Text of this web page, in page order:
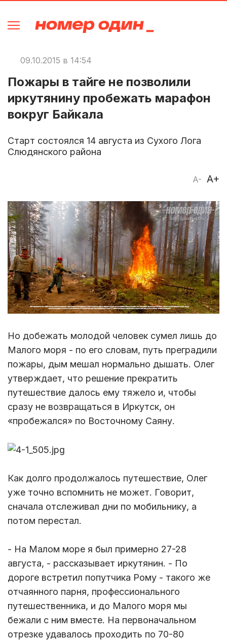
09.10.2015 в 14:54
Пожары в тайге не позволили
иркутянину пробежать марафон
вокруг Байкала
Старт состоялся 14 августа из Сухого Лога
Слюдянского района
A- A+
Но добежать молодой человек сумел лишь до
Малого моря - по его словам, путь преградили
пожары, дым мешал нормально дышать. Олег
утверждает, что решение прекратить
путешествие далось ему тяжело и, чтобы
сразу не возвращаться в Иркутск, он
«пробежался» по Восточному Саяну.
Как долго продолжалось путешествие, Олег
уже точно вспомнить не может. Говорит,
сначала отслеживал дни по мобильнику, а
потом перестал.
- На Малом море я был примерно 27-28
августа, - рассказывает иркутянин. - По
дороге встретил попутчика Рому - такого же
отчаянного парня, профессионального
путешественника, и до Малого моря мы
бежали с ним вместе. На первоначальном
отрезке удавалось проходить по 70-80